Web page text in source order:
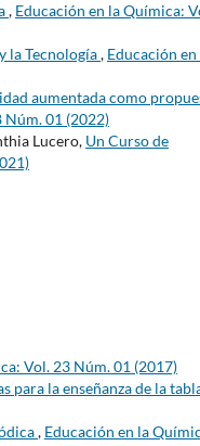
, Educación en la Química:
la Tecnología, Educación en
aumentada como
Núm. 01 (2022)
Lucero, Un Curso de
Vol. 23 Núm. 01 (2017)
para la enseñanza de la
, Educación en la